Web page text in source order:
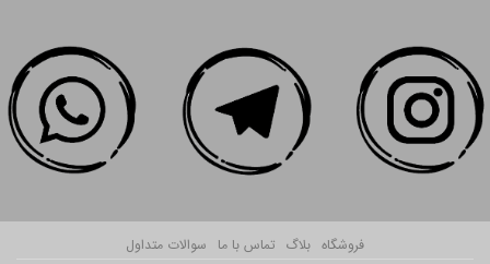
فروشگاه بلاگ تماس با ما سوالات متداول